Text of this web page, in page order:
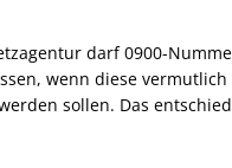
darf 0900-
wenn diese vermutlich
sollen. Das